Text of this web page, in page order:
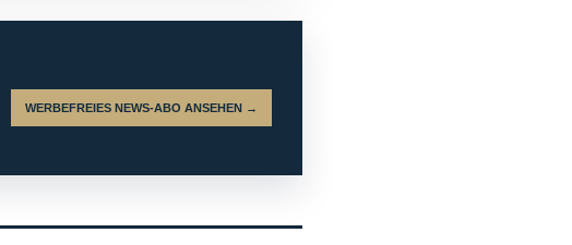
WERBEFREIES NEWS-ABO ANSEHEN →